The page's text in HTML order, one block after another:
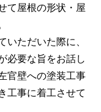
て屋根の形状・屋
ただいた際に、
必要な旨をお話し
官壁への塗装工事
工事に着工させて